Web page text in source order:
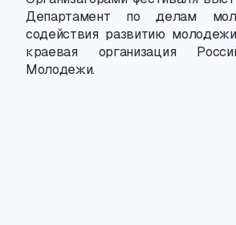
Департамент по делам
содействия развитию
краевая организация
Молодежи.